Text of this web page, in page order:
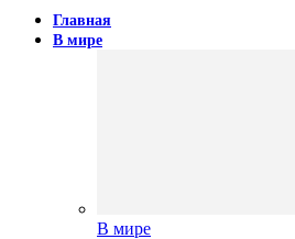
Главная
В мире
В мире